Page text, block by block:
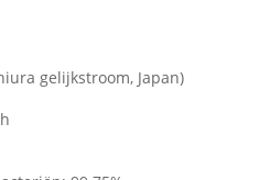
gelijkstroom, Japan)